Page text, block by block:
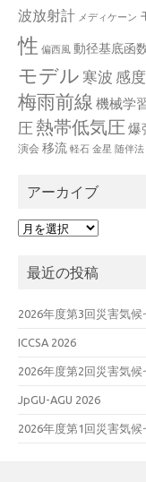
波放射計 メディケーン
性 偏西風 動径基底函
モデル 寒波 感
梅雨前線 機械学
圧 熱帯低気圧爆
演会 移流 軽石 金星 随伴法
アーカイブ
ア
イ最近の投稿
2026年度第3回災害気候
ICCSA 2026
2026年度第2回災害気候
JpGU-AGU 2026
2026年度第1回災害気候